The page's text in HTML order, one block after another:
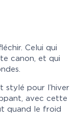
Celui qui
canon, et qui
stylé pour l’hiver
avec cette
quand le froid